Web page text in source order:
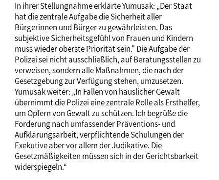
In ihrer Stellungnahme erklärte Yumusak: „Der Staat
hat die zentrale Aufgabe die Sicherheit aller
Bürgerinnen und Bürger zu gewährleisten. Das
subjektive Sicherheitsgefühl von Frauen und Kindern
muss wieder oberste Priorität sein." Die Aufgabe der
Polizei sei nicht ausschließlich, auf Beratungsstellen zu
verweisen, sondern alle Maßnahmen, die nach der
Gesetzgebung zur Verfügung stehen, umzusetzen.
Yumusak weiter: „In Fällen von häuslicher Gewalt
übernimmt die Polizei eine zentrale Rolle als Ersthelfer,
um Opfern von Gewalt zu schützen. Ich begrüße die
Forderung nach umfassender Präventions- und
Aufklärungsarbeit, verpflichtende Schulungen der
Exekutive aber vor allem der Judikative. Die
Gesetzmäßigkeiten müssen sich in der Gerichtsbarkeit
widerspiegeln.“